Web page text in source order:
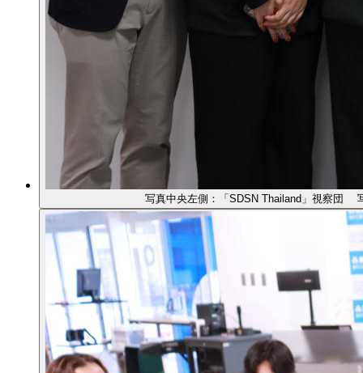
写真中央左側：「SDSN Thailand」視察団